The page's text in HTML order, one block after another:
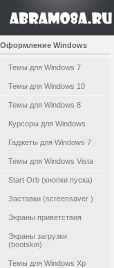
Оформление Windows
Темы для Windows 7
Темы для Windows 10
Темы для Windows 8
Курсоры для Windows
Гаджеты для Windows 7
Темы для Windows Vista
Start Orb (кнопки пуска)
Заставки (screensaver )
Экраны приветствия
Экраны загрузки
(bootskin)
Темы для Windows Xp